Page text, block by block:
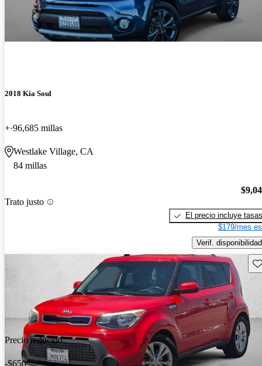
2018 Kia Soul
+ 96,685 millas
Westlake Village, CA
84 millas
Trato justo
El precio incluye tasas
$179/mes
Verif. disponibilidad
Precio reducido
-$650